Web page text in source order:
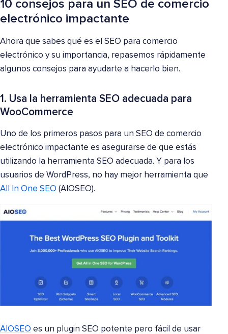
10 consejos para un SEO de comercio
electrónico impactante
Ahora que sabes qué es el SEO para comercio
electrónico y su importancia, repasemos rápidamente
algunos consejos para ayudarte a hacerlo bien.
1. Usa la herramienta SEO adecuada para
WooCommerce
Uno de los primeros pasos para un SEO de comercio
electrónico impactante es asegurarse de que estás
utilizando la herramienta SEO adecuada. Y para los
usuarios de WordPress, no hay mejor herramienta que
All In One SEO (AIOSEO).
AIOSEO es un plugin SEO potente pero fácil de usar